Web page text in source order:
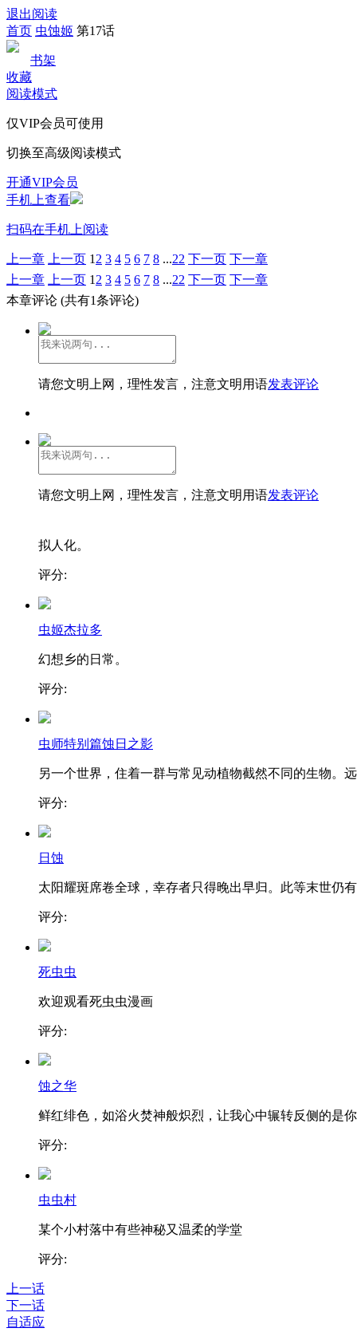
退出阅读
首页 虫蚀姬 第17话
书架
收藏
阅读模式
仅VIP会员可使用
切换至高级阅读模式
开通VIP会员
手机上查看
扫码在手机上阅读
上一章 上一页 1 2 3 4 5 6 7 8 ...22 下一页 下一章
上一章
上一页 1 2 3 4 5 6 7 8 ...22 下一页 下一章
本章评论 (共有1条评论)
请您文明上网，理性发言，注意文明用语发表评论
请您文明上网，理性发言，注意文明用语发表评论
拟人化。
评分:
虫姬杰拉多
幻想乡的日常。
评分:
虫师特别篇蚀日之影
另一个世界，住着一群与常见动植物截然不同的生物。
评分:
日蚀
太阳耀斑席卷全球，幸存者只得晚出早归。此等末世仍
评分:
死虫虫
欢迎观看死虫虫漫画
评分:
蚀之华
鲜红绯色，如浴火焚神般炽烈，让我心中辗转反侧的是
评分:
虫虫村
某个小村落中有些神秘又温柔的学堂
评分:
上一话
下一话
自适应